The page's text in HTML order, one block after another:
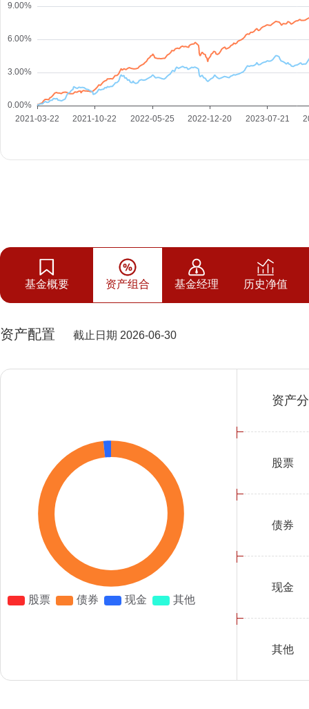
基金概要 资产组合 基金经理 历史净值
资产配置 截止日期 2026-06-30
资产
股票
债券
现金
其他